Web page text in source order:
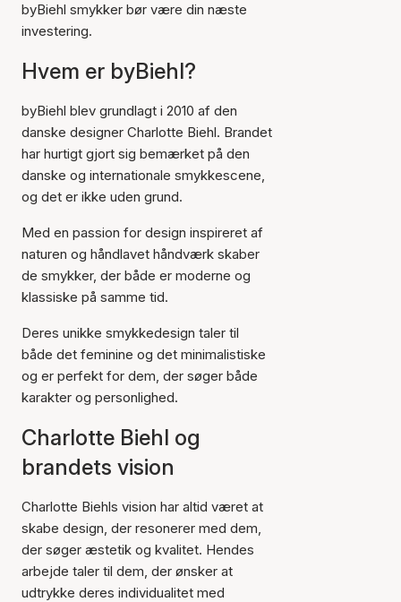
byBiehl smykker bør være din næste
investering.
Hvem er byBiehl?
byBiehl blev grundlagt i 2010 af den
danske designer Charlotte Biehl. Brandet
har hurtigt gjort sig bemærket på den
danske og internationale smykkescene,
og det er ikke uden grund.
Med en passion for design inspireret af
naturen og håndlavet håndværk skaber
de smykker, der både er moderne og
klassiske på samme tid.
Deres unikke smykkedesign taler til
både det feminine og det minimalistiske
og er perfekt for dem, der søger både
karakter og personlighed.
Charlotte Biehl og
brandets vision
Charlotte Biehls vision har altid været at
skabe design, der resonerer med dem,
der søger æstetik og kvalitet. Hendes
arbejde taler til dem, der ønsker at
udtrykke deres individualitet med